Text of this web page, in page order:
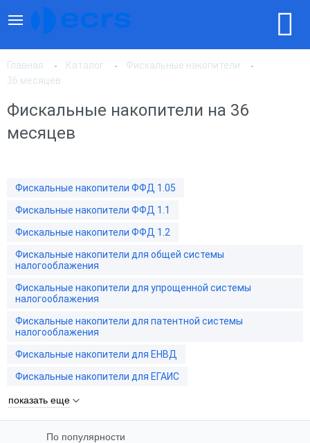
Главная Каталог
Фискальные накопители
36 месяцев
Фискальные накопители на 36
месяцев
Фискальные накопители ФФД 1.05
Фискальные накопители ФФД 1.1
Фискальные накопители ФФД 1.2
Фискальные накопители для общей системы
налогооблажения
Фискальные накопители для упрощенной системы
налогооблажения
Фискальные накопители для патентной системы
налогооблажения
Фискальные накопители для ЕНВД
Фискальные накопители для ЕГАИС
показать еще
По популярности
По популярности
По цене, по убыванию